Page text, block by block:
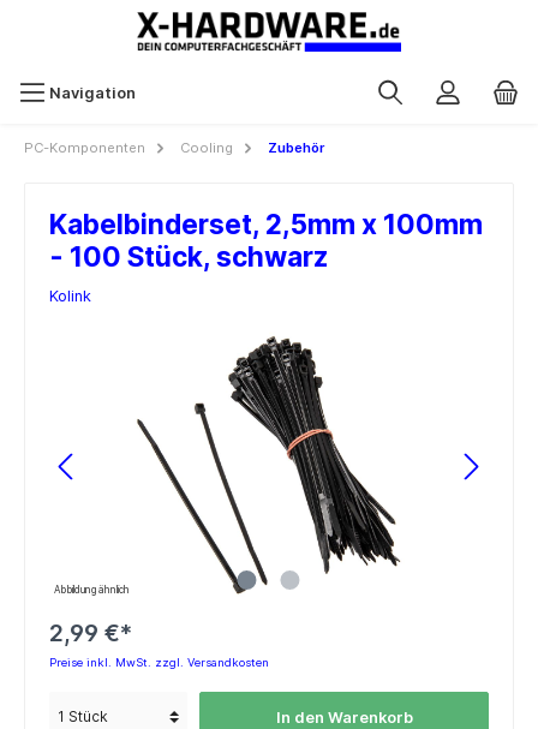
Navigation
PC-Komponenten Cooling Zubehör
Kabelbinderset, 2,5mm x 100mm
- 100 Stück, schwarz
Kolink
Abbildung ähnlich
2,99 €*
Preise inkl. MwSt. zzgl. Versandkosten
In den Warenkorb